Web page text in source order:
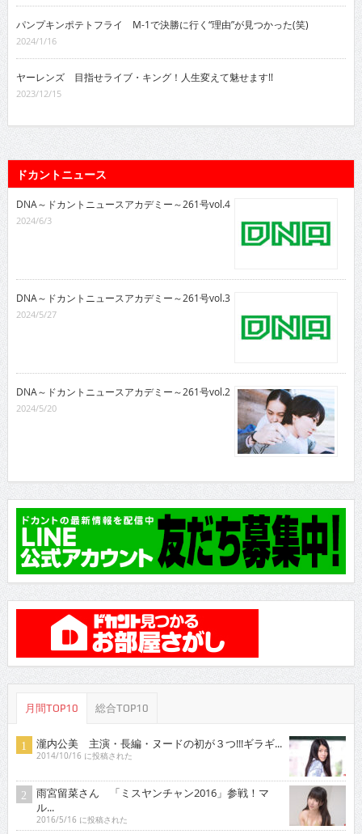
パンプキンポテトフライ M-1で決勝に行く“理由”が見つかった(笑)
2024/1/16
ヤーレンズ 目指せライブ・キング！人生変えて魅せます!!
2023/12/15
ドカントニュース
DNA～ドカントニュースアカデミー～261号vol.4
2024/6/3
DNA～ドカントニュースアカデミー～261号vol.3
2024/5/27
DNA～ドカントニュースアカデミー～261号vol.2
2024/5/20
月間TOP10 総合TOP10
瀧内公美 主演・長編・ヌードの初が３つ!!!ギラギ...
2014/10/16 に投稿された
雨宮留菜さん 「ミスヤンチャン2016」参戦！マ
ル...
2016/5/16 に投稿された